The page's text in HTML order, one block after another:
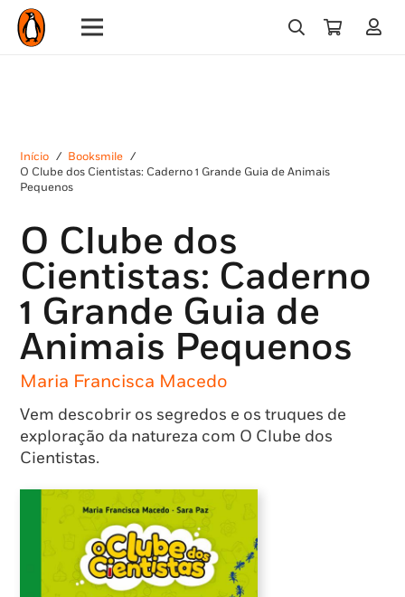
Início / Booksmile /
O Clube dos Cientistas: Caderno 1 Grande Guia de Animais
Pequenos
O Clube dos
Cientistas: Caderno
1 Grande Guia de
Animais Pequenos
Maria Francisca Macedo
Vem descobrir os segredos e os truques de
exploração da natureza com O Clube dos
Cientistas.